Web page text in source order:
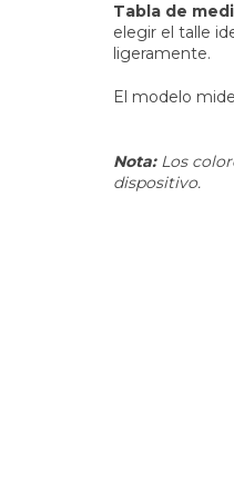
Tabla de
elegir el talle
ligeramente.
El modelo
Nota:Los
dispositivo.